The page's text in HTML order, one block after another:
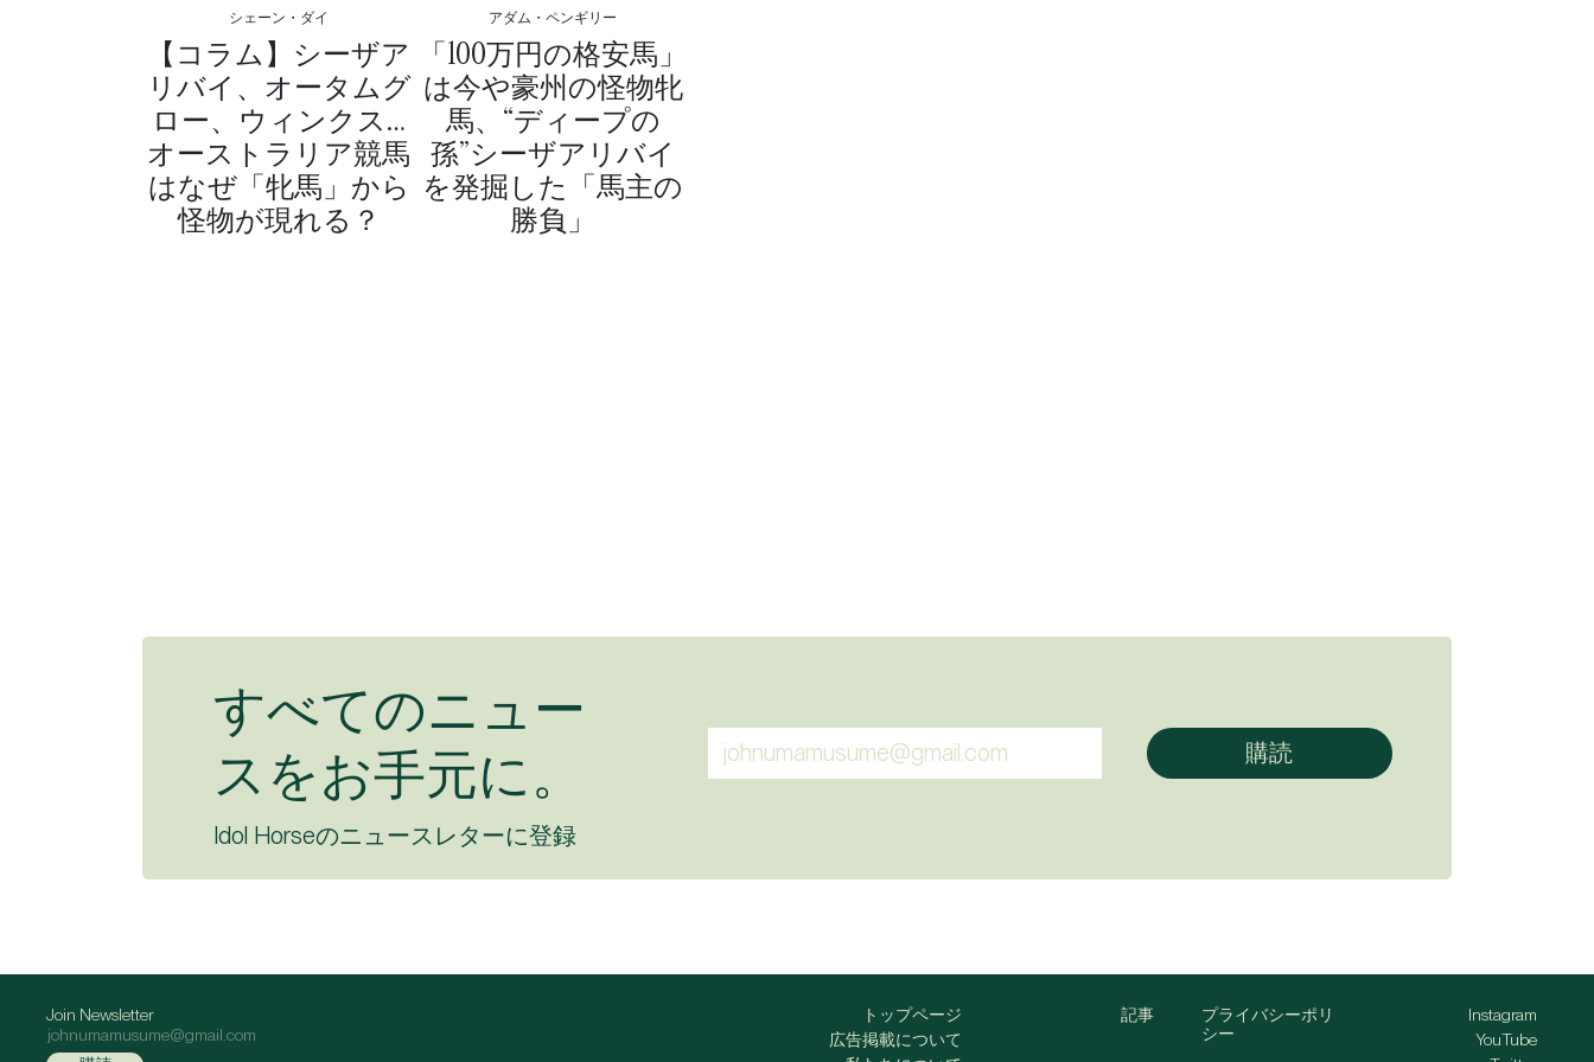
シェーン・ダイ
【コラム】シーザア
リバイ、オータムグ
ロー、ウィンクス…
オーストラリア競馬
はなぜ「牝馬」から
怪物が現れる？
アダム・ペンギリー
「100万円の格安馬」
は今や豪州の怪物牝
馬、“ディープの
孫”シーザアリバイ
を発掘した「馬主の
勝負」
すべてのニュー
スをお手元に。
Idol Horseのニュースレターに登録
Join Newsletter
トップページ
広告掲載について
記事
プライバシーポリ
シー
Instagram
YouTube